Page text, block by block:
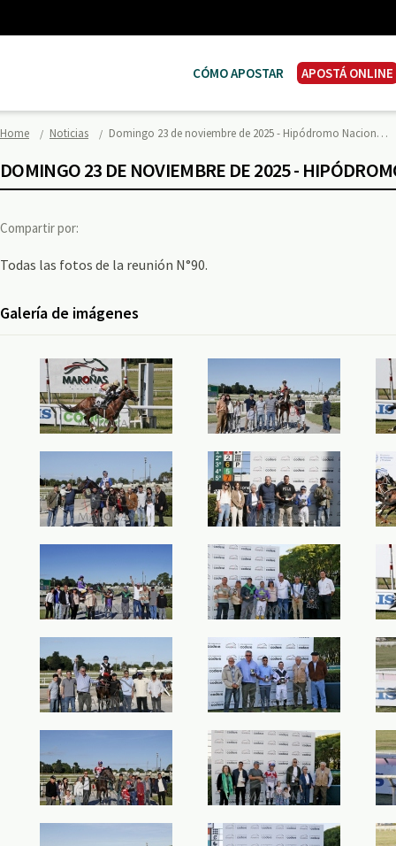
CÓMO APOSTAR APOSTÁ ONLINE
Home Noticias Domingo 23 de noviembre de 2025 - Hipódromo Nacion…
DOMINGO 23 DE NOVIEMBRE DE 2025 -
Compartir por:
Todas las fotos de la reunión N°90.
Galería de imágenes